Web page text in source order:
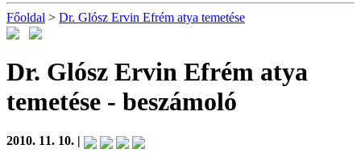
Főoldal > Dr. Glósz Ervin Efrém atya temetése
Dr. Glósz Ervin Efrém atya
temetése - beszámoló
2010. 11. 10. |